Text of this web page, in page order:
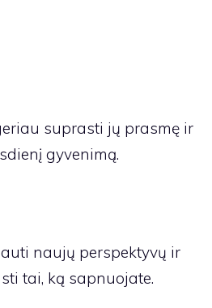
suprasti jų prasmę ir
gyvenimą.
naujų perspektyvų ir
tai, ką sapnuojate.